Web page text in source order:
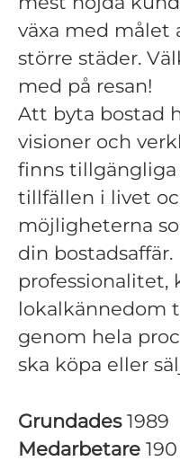
växa med målet
större städer.
med på resan!
Att byta bostad
visioner och
finns
tillfällen i livet
möjligheterna
din
professionalitet,
lokalkännedom
genom hela
ska köpa eller
Grundades 1989
Medarbetare 190